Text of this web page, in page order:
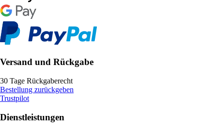
Versand und Rückgabe
30 Tage Rückgaberecht
Bestellung zurückgeben
Trustpilot
Dienstleistungen